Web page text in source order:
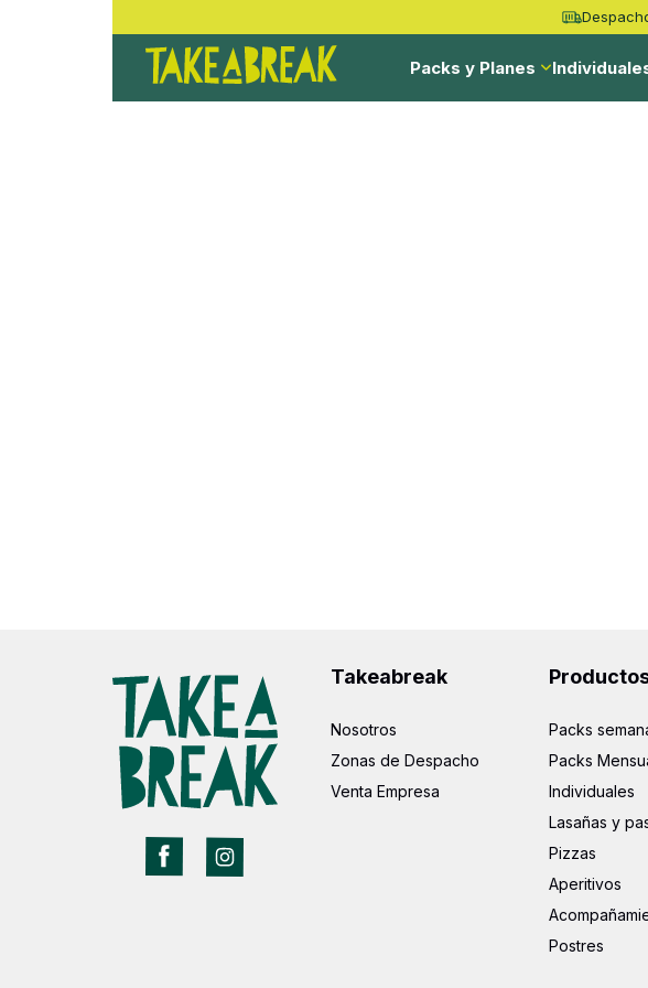
Packs y Planes
Takeabreak
Nosotros
Zonas de Despacho
Venta Empresa
Packs
Packs
Individuales
Lasañas y
Pizzas
Aperitivos
Postres